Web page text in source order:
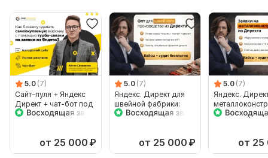
5.0 (7)
Сайт-пуля + Яндекс
Директ + чат-бот под
ключ
от 25 000 ₽
5.0 (7)
Яндекс. Директ для
швейной фабрики:
заявки на опт и
от 25 000 ₽
5.0 (7)
Яндекс.
заявки на
от 25